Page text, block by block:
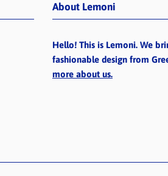
About Lemoni
Hello! This is Lemoni. We
fashionable design from
more about us.